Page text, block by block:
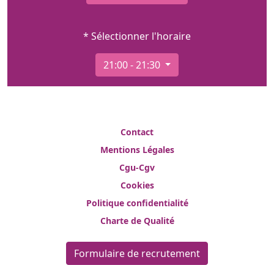
* Sélectionner l'horaire
21:00 - 21:30
Contact
Mentions Légales
Cgu-Cgv
Cookies
Politique confidentialité
Charte de Qualité
Formulaire de recrutement